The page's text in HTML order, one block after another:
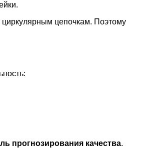
циркулярным цепочкам. Поэтому
прогнозирования качества.